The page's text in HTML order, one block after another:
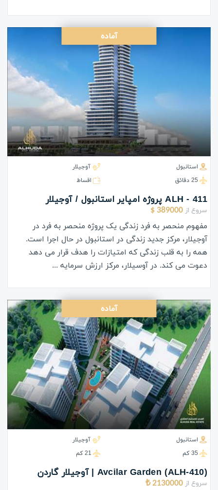
آماده
استانبول
آوجیلار
25 دقائق
اقساط
ALH - 411 پروژه امپایر استانبول / آوجیلار
سروع از 389000 $
مفهوم منحصر به فرد زندگی یک پروژه منحصر به فرد در
آوجیلار، مرکز جدید زندگی در استانبول در حال اجرا است.
همه را به قلب زندگی که امتیازات را هدف قرار می دهد
دعوت می کند. در آوسیلار، مرکز ارزش سرمایه ...
آماده
استانبول
آوجیلار
35 كم
21 كم
(ALH-410) Avcilar Garden | آوجیلار گاردن
سروع از 2130000 ₺